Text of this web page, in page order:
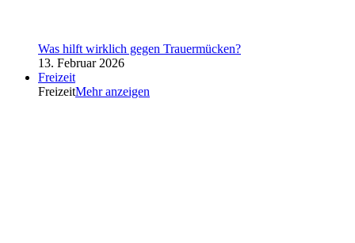
Was hilft wirklich gegen Trauermücken?
13. Februar 2026
Freizeit
FreizeitMehr anzeigen